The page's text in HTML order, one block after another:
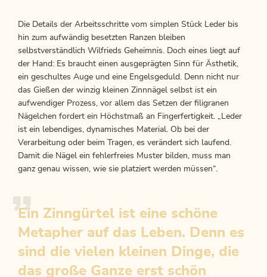
Die Details der Arbeitsschritte vom simplen Stück Leder bis
hin zum aufwändig besetzten Ranzen bleiben
selbstverständlich Wilfrieds Geheimnis. Doch eines liegt auf
der Hand: Es braucht einen ausgeprägten Sinn für Ästhetik,
ein geschultes Auge und eine Engelsgeduld. Denn nicht nur
das Gießen der winzig kleinen Zinnnägel selbst ist ein
aufwendiger Prozess, vor allem das Setzen der filigranen
Nägelchen fordert ein Höchstmaß an Fingerfertigkeit. „Leder
ist ein lebendiges, dynamisches Material. Ob bei der
Verarbeitung oder beim Tragen, es verändert sich laufend.
Damit die Nägel ein fehlerfreies Muster bilden, muss man
ganz genau wissen, wie sie platziert werden müssen“.
Ein Zinngürtel ist eine schöne
Metapher auf das Leben. Denn es
sind die vielen kleinen Dinge, die
das große Ganze erst schön